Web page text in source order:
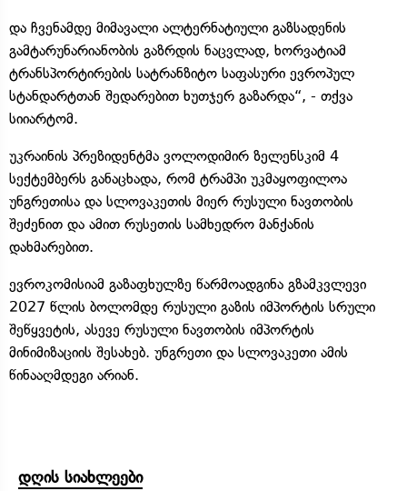
და ჩვენამდე მიმავალი ალტერნატიული გაზსადენის
გამტარუნარიანობის გაზრდის ნაცვლად, ხორვატიამ
ტრანსპორტირების სატრანზიტო საფასური ევროპულ
სტანდარტთან შედარებით ხუთჯერ გაზარდა“, - თქვა
სიიარტომ.
უკრაინის პრეზიდენტმა ვოლოდიმირ ზელენსკიმ 4
სექტემბერს განაცხადა, რომ ტრამპი უკმაყოფილოა
უნგრეთისა და სლოვაკეთის მიერ რუსული ნავთობის
შეძენით და ამით რუსეთის სამხედრო მანქანის
დახმარებით.
ევროკომისიამ გაზაფხულზე წარმოადგინა გზამკვლევი
2027 წლის ბოლომდე რუსული გაზის იმპორტის სრული
შეწყვეტის, ასევე რუსული ნავთობის იმპორტის
მინიმიზაციის შესახებ. უნგრეთი და სლოვაკეთი ამის
წინააღმდეგი არიან.
დღის სიახლეები